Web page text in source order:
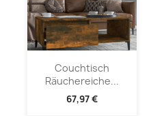
Couchtisch
Räuchereiche...
67,97 €